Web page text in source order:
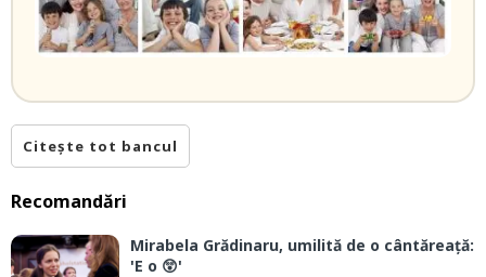
Citește tot bancul
Recomandări
Mirabela Grădinaru, umilită de o cântăreață:
'E o 😲'